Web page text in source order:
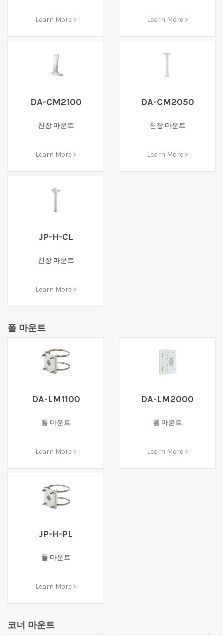
Learn More > Learn More >
DA-CM2100
천장 마운트
Learn More >
DA-CM2050
천장 마운트
Learn More >
JP-H-CL
천장 마운트
Learn More >
폴 마운트
DA-LM1100
폴 마운트
Learn More >
DA-LM2000
폴 마운트
Learn More >
JP-H-PL
폴 마운트
Learn More >
코너 마운트